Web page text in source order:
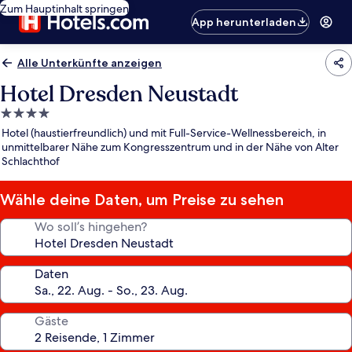
Zum Hauptinhalt springen
App herunterladen
Alle Unterkünfte anzeigen
Hotel Dresden Neustadt
4.0-
Sterne-
Unterkunft
Hotel (haustierfreundlich) und mit Full-Service-Wellnessbereich, in
unmittelbarer Nähe zum Kongresszentrum und in der Nähe von Alter
Schlachthof
Wähle deine Daten, um Preise zu sehen
Wo soll’s hingehen?
Daten
Gäste